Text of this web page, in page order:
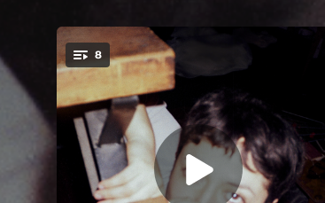
You're all set!
8